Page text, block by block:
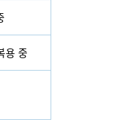
용 중